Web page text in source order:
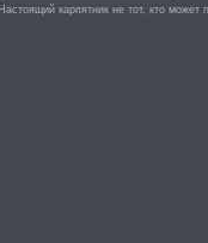
Настоящий карпятник не тот, кто